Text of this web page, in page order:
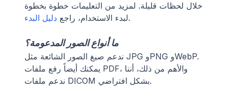
خلال لحظات قليلة. لمزيد من التعليمات خطوة بخطوة
لبدء الاستخدام، راجع دليل البدء .
ما أنواع الصور المدعومة؟
ندعم صيغ الصور الشائعة مثل JPG وPNG وWebP.
يمكنك أيضاً رفع ملفات PDF، والأهم من ذلك، أننا
ندعم ملفات DICOM بشكل افتراضي.